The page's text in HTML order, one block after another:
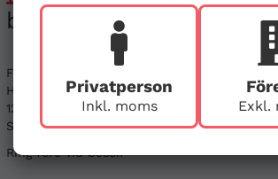
Privatperson
Inkl. moms Exkl.
butiken
First Aid Sweden
Hägerstensvägen 125
126 48 Hägersten,
Stockholm
Ring före vid besök